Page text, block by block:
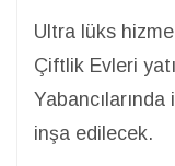
Ultra lüks
Çiftlik Evleri
inşa edilecek.